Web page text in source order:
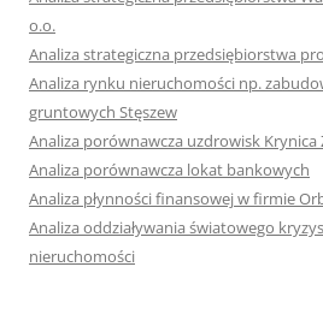
o.o.
Analiza strategiczna przedsiębiorstwa
Analiza rynku nieruchomości np.
gruntowych Stęszew
Analiza porównawcza uzdrowisk Krynica
Analiza porównawcza lokat bankowych
Analiza płynności finansowej w firmie
Analiza oddziaływania światowego
nieruchomości